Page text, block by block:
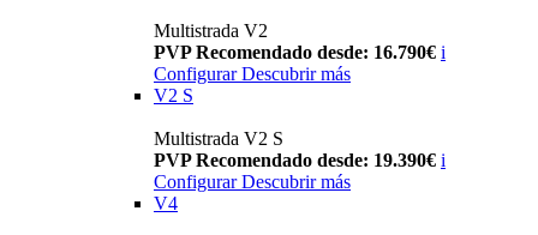
Multistrada V2
PVP Recomendado desde: 16.790€ i
Configurar Descubrir más
V2 S
Multistrada V2 S
PVP Recomendado desde: 19.390€ i
Configurar Descubrir más
V4